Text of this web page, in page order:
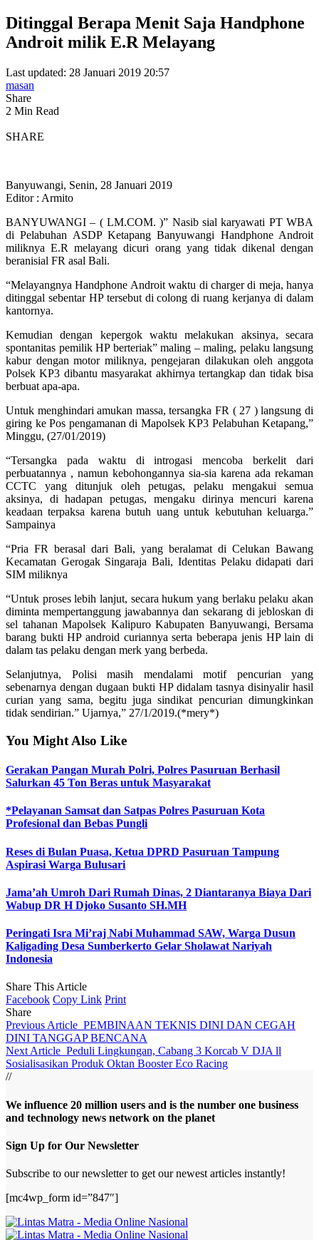
Ditinggal Berapa Menit Saja Handphone
Androit milik E.R Melayang
Last updated: 28 Januari 2019 20:57
masan
Share
2 Min Read
SHARE
Banyuwangi, Senin, 28 Januari 2019
Editor : Armito
BANYUWANGI – ( LM.COM. )” Nasib sial karyawati PT WBA
di Pelabuhan ASDP Ketapang Banyuwangi Handphone Androit
miliknya E.R melayang dicuri orang yang tidak dikenal dengan
beranisial FR asal Bali.
“Melayangnya Handphone Androit waktu di charger di meja, hanya
ditinggal sebentar HP tersebut di colong di ruang kerjanya di dalam
kantornya.
Kemudian dengan kepergok waktu melakukan aksinya, secara
spontanitas pemilik HP berteriak” maling – maling, pelaku langsung
kabur dengan motor miliknya, pengejaran dilakukan oleh anggota
Polsek KP3 dibantu masyarakat akhirnya tertangkap dan tidak bisa
berbuat apa-apa.
Untuk menghindari amukan massa, tersangka FR ( 27 ) langsung di
giring ke Pos pengamanan di Mapolsek KP3 Pelabuhan Ketapang,”
Minggu, (27/01/2019)
“Tersangka pada waktu di introgasi mencoba berkelit dari
perbuatannya , namun kebohongannya sia-sia karena ada rekaman
CCTC yang ditunjuk oleh petugas, pelaku mengakui semua
aksinya, di hadapan petugas, mengaku dirinya mencuri karena
keadaan terpaksa karena butuh uang untuk kebutuhan keluarga.”
Sampainya
“Pria FR berasal dari Bali, yang beralamat di Celukan Bawang
Kecamatan Gerogak Singaraja Bali, Identitas Pelaku didapati dari
SIM miliknya
“Untuk proses lebih lanjut, secara hukum yang berlaku pelaku akan
diminta mempertanggung jawabannya dan sekarang di jebloskan di
sel tahanan Mapolsek Kalipuro Kabupaten Banyuwangi, Bersama
barang bukti HP android curiannya serta beberapa jenis HP lain di
dalam tas pelaku dengan merk yang berbeda.
Selanjutnya, Polisi masih mendalami motif pencurian yang
sebenarnya dengan dugaan bukti HP didalam tasnya disinyalir hasil
curian yang sama, begitu juga sindikat pencurian dimungkinkan
tidak sendirian.” Ujarnya,” 27/1/2019.(*mery*)
You Might Also Like
Gerakan Pangan Murah Polri, Polres Pasuruan Berhasil
Salurkan 45 Ton Beras untuk Masyarakat
*Pelayanan Samsat dan Satpas Polres Pasuruan Kota
Profesional dan Bebas Pungli
Reses di Bulan Puasa, Ketua DPRD Pasuruan Tampung
Aspirasi Warga Bulusari
Jama’ah Umroh Dari Rumah Dinas, 2 Diantaranya Biaya Dari
Wabup DR H Djoko Susanto SH.MH
Peringati Isra Mi’raj Nabi Muhammad SAW, Warga Dusun
Kaligading Desa Sumberkerto Gelar Sholawat Nariyah
Indonesia
Share This Article
Facebook Copy Link Print
Share
Previous Article PEMBINAAN TEKNIS DINI DAN CEGAH
DINI TANGGAP BENCANA
Next Article Peduli Lingkungan, Cabang 3 Korcab V DJA ll
Sosialisasikan Produk Oktan Booster Eco Racing
//
We influence 20 million users and is the number one business
and technology news network on the planet
Sign Up for Our Newsletter
Subscribe to our newsletter to get our newest articles instantly!
[mc4wp_form id=”847″]